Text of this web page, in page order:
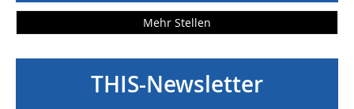
Mehr Stellen
THIS-Newsletter